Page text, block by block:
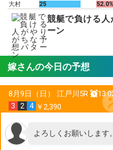
大村
25 52.0%
競艇で負ける人
ーン
嫁さんの今日の予想
8月9日（日） 江戸川5R
3
2 4 ￥2,390
よろしくお願いします。